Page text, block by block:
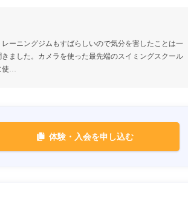
ーニングジムもすばらしいので気分を害したことは一
ました。カメラを使った最先端のスイミングスクール
使…
体験・入会を申し込む